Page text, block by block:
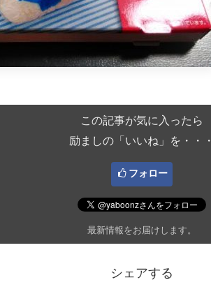
この記事が気に入ったら
励ましの「いいね」を・・・
フォロー
最新情報をお届けします。
シェアする